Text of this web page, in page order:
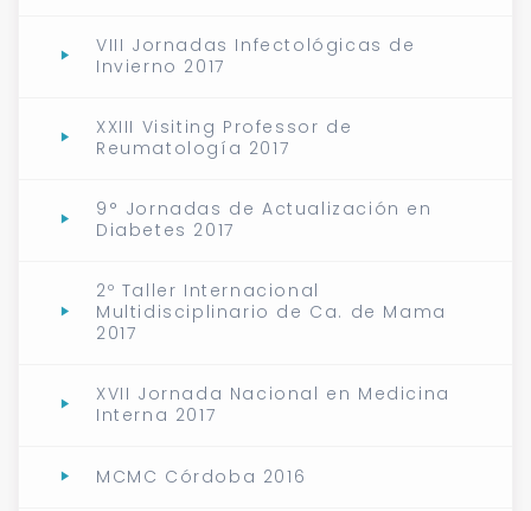
VIII Jornadas Infectológicas de
Invierno 2017
XXIII Visiting Professor de
Reumatología 2017
9° Jornadas de Actualización en
Diabetes 2017
2º Taller Internacional
Multidisciplinario de Ca. de Mama
2017
XVII Jornada Nacional en Medicina
Interna 2017
MCMC Córdoba 2016